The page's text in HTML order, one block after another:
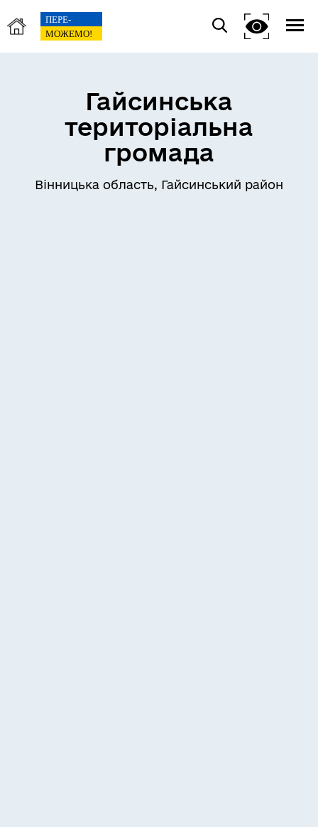
Гайсинська
територіальна
громада
Вінницька область, Гайсинський район